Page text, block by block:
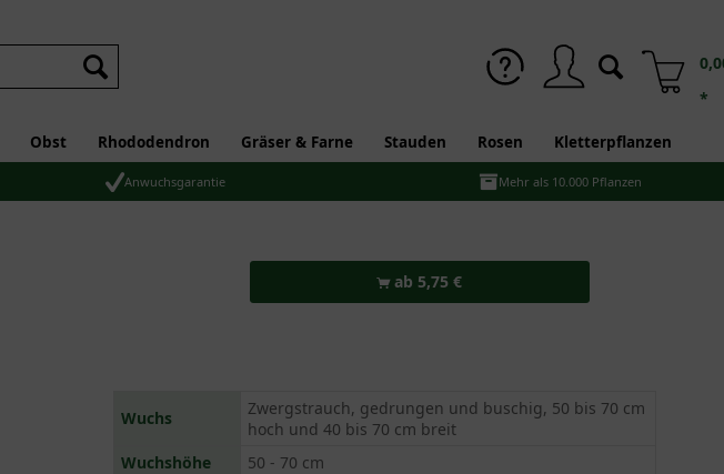
*
Obst Rhododendron Gräser & Farne Stauden Rosen Kletterpflanzen
Anwuchsgarantie Mehr als 10.000 Pflanzen
ab 5,75 €
Wuchs
Zwergstrauch, gedrungen und buschig, 50 bis 70 cm
hoch und 40 bis 70 cm breit
Wuchshöhe
50 - 70 cm